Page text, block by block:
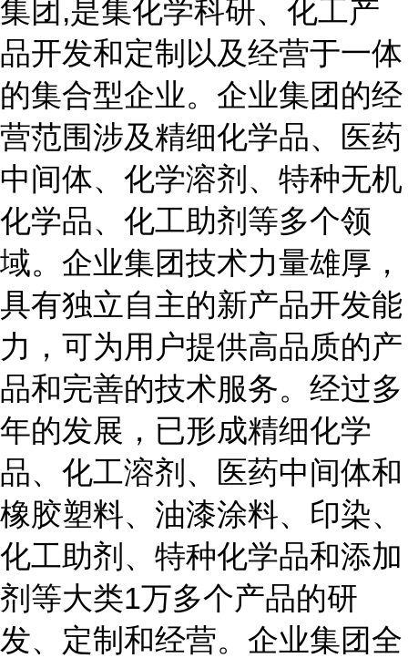
集团,是集化学科研、化工产
品开发和定制以及经营于一体
的集合型企业。企业集团的经
营范围涉及精细化学品、医药
中间体、化学溶剂、特种无机
化学品、化工助剂等多个领
域。企业集团技术力量雄厚，
具有独立自主的新产品开发能
力，可为用户提供高品质的产
品和完善的技术服务。经过多
年的发展，已形成精细化学
品、化工溶剂、医药中间体和
橡胶塑料、油漆涂料、印染、
化工助剂、特种化学品和添加
剂等大类1万多个产品的研
发、定制和经营。企业集团全